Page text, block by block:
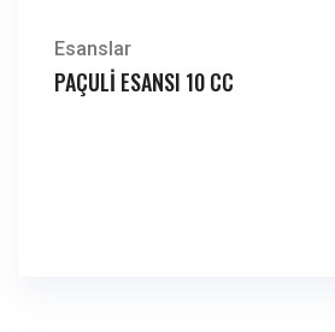
Esanslar
PAÇULİ ESANSI 10 CC